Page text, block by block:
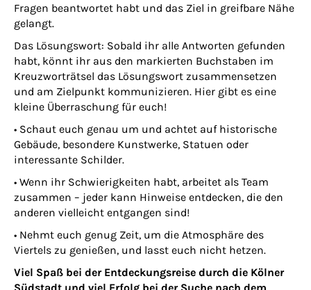
Fragen beantwortet habt und das Ziel in greifbare Nähe
gelangt.
Das Lösungswort: Sobald ihr alle Antworten gefunden
habt, könnt ihr aus den markierten Buchstaben im
Kreuzworträtsel das Lösungswort zusammensetzen
und am Zielpunkt kommunizieren. Hier gibt es eine
kleine Überraschung für euch!
​• Schaut euch genau um und achtet auf historische
Gebäude, besondere Kunstwerke, Statuen oder
interessante Schilder.​
• Wenn ihr Schwierigkeiten habt, arbeitet als Team
zusammen – jeder kann Hinweise entdecken, die den
anderen vielleicht entgangen sind!
​• Nehmt euch genug Zeit, um die Atmosphäre des
Viertels zu genießen, und lasst euch nicht hetzen.
Viel Spaß bei der Entdeckungsreise durch die Kölner